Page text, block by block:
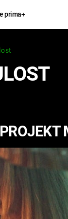
prima+
Zábava
CHUCK
NORRIS